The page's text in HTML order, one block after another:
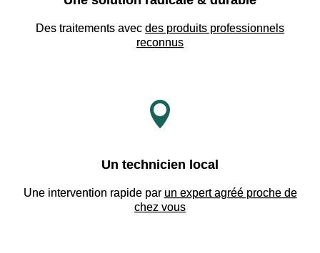
Des traitements avec des produits professionnels
reconnus

Un technicien local
Une intervention rapide par un expert agréé proche de
chez vous